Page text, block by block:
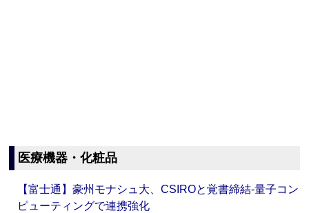
医療機器・化粧品
【富士通】豪州モナシュ大、CSIROと覚書締結‐量子コン
ピューティングで連携強化